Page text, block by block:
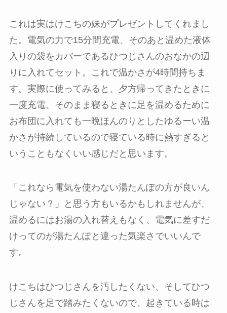
これは実はけこちの妹がプレゼントしてくれまし
た。電気の力で15分間充電、そのあと温めた液体
入りの袋をカバーであるひつじさんのおなかの辺
りに入れてセット。これで温かさが4時間持ちま
す。実際に使ってみると、夕方帰ってきたときに
一度充電、そのまま寝るときに足を温めるために
お布団に入れても一晩ほんのりとしたゆるーい温
かさが持続しているので寝ている時に熱すぎると
いうこともなくいい感じだと思います。
「これなら電気を使わない湯たんぽの方が良いん
じゃない？」と思う方もいるかもしれませんが、
温めるにはお湯の入れ替えもなく、電気に差すだ
けってのが湯たんぽと違った気楽さでいいんで
す。
けこちはひつじさんを汚したくない、そしてひつ
じさんを足で踏みたくないので、起きている時は